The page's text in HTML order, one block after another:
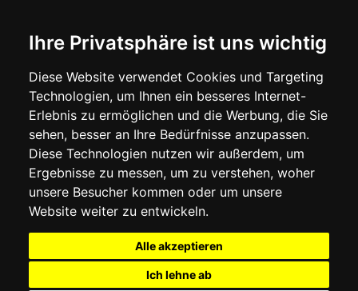
Ihre Privatsphäre ist uns wichtig
Diese Website verwendet Cookies und Targeting
Technologien, um Ihnen ein besseres Internet-
Erlebnis zu ermöglichen und die Werbung, die Sie
sehen, besser an Ihre Bedürfnisse anzupassen.
Diese Technologien nutzen wir außerdem, um
Ergebnisse zu messen, um zu verstehen, woher
unsere Besucher kommen oder um unsere
Website weiter zu entwickeln.
Alle akzeptieren
Ich lehne ab